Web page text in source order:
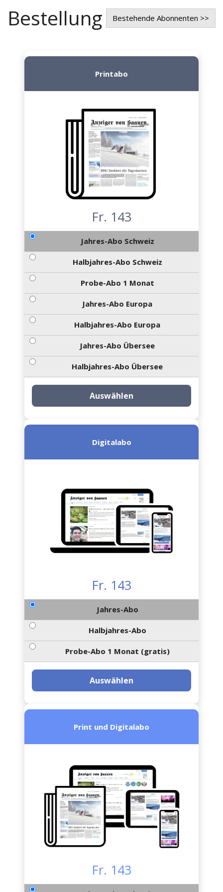
Bestellung Bestehende Abonnenten >>
Printabo
Fr. 143
Jahres-Abo Schweiz
Halbjahres-Abo Schweiz
Probe-Abo 1 Monat
Jahres-Abo Europa
Halbjahres-Abo Europa
Jahres-Abo Übersee
Halbjahres-Abo Übersee
Auswählen
Digitalabo
Fr. 143
Jahres-Abo
Halbjahres-Abo
Probe-Abo 1 Monat (gratis)
Auswählen
Print und Digitalabo
Fr. 143